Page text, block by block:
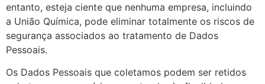
entanto, esteja ciente que nenhuma empresa, incluindo
a União Química, pode eliminar totalmente os riscos de
segurança associados ao tratamento de Dados
Pessoais.
Os Dados Pessoais que coletamos podem ser retidos